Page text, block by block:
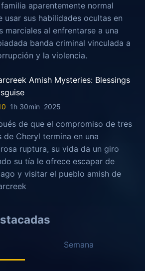
aparentemente normal
usar sus habilidades ocultas en
marciales al enfrentarse a una
banda criminal vinculada a
y la violencia.
Amish Mysteries: Blessings
1h 30min 2025
de que el compromiso de tres
de Cheryl termina en una
ruptura, su vida da un giro
su tía le ofrece escapar de
y visitar el pueblo amish de
Semana